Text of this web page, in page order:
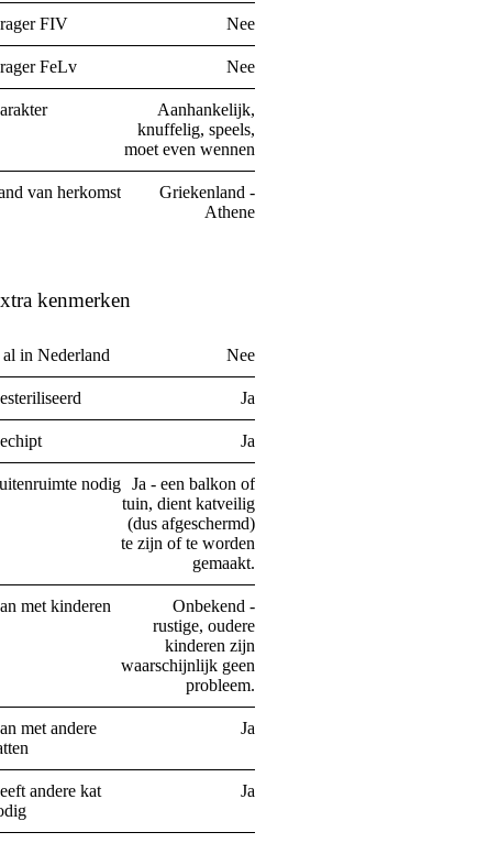
FIV Nee
FeLv Nee
Aanhankelijk,
knuffelig, speels,
moet even wennen
van herkomst
Griekenland -
Athene
kenmerken
al in Nederland Nee
Ja
Ja
nodig
Ja - een balkon of
tuin, dient katveilig
(dus afgeschermd)
te zijn of te worden
gemaakt.
met kinderen
Onbekend -
rustige, oudere
kinderen zijn
waarschijnlijk geen
probleem.
met andere
Ja
andere kat
Ja